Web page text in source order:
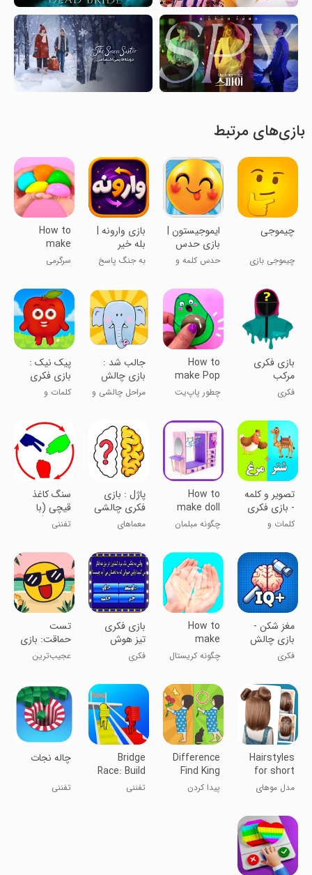
بازی‌های مرتبط
چیموجی
چیموجی بازی
ایموجیستون |
بازی حدس
ایموجی
حدس کلمه و
‏بازی وارونه |
بله خیر
معکوس
به جنگ پاسخ
How to
make
fidget toys
سرگرمی
‏‏بازی فکری
مرکب
فکری
How to
make Pop
It
چطور پاپ‌یت
جالب شد :
بازی چالش
فکری
مراحل چالشی و
‏‏‏‏پیک نیک :
بازی فکری
جدید
کلمات و
‏‏‏‏‏تصویر و کلمه
- بازی فکری
جذاب
کلمات و
How to
make doll
furniture
چگونه مبلمان
کنیم
پاژل : بازی
فکری چالشی
و سخت
معماهای
فکر کن
سنگ کاغذ
قیچی (با
دوربین)
تفننی
مغز شکن -
بازی چالش
هوش
فکری
How to
make
crystal
slime
چگونه کریستال
کنیم
‏‏بازی فکری
تیز هوش
فکری
تست
حماقت: بازی
فکری و
هیجانی
عجیب‌ترین
Hairstyles
for short
hair
مدل موهای
Difference
Find King
پیدا کردن
Bridge
Race: Build
Competition
تفننی
چاله نجات
تفننی